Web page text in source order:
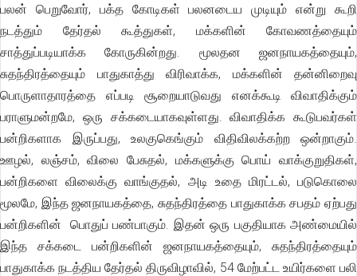
பலன் பெறுவோர், பக்த கோடிகள் பலனடைய முடியும் என்று கூறி
நடத்தும் தேர்தல் கூத்துகள், மக்களின் கோவணத்தையும்
சாத்துப்படியாக்க கோருகின்றது. மூலதன ஜனநாயகத்தையும்,
சுதந்திரத்தையும் பாதுகாத்து விரிவாக்க, மக்களின் தன்னிறைவு
பொருளாதாரத்தை எப்படி சூறையாடுவது எனக்கூடி விவாதிக்கும்
பராளுமன்றமே, ஒரு சக்கடையாகவுள்ளது. விவாதிக்க கூடுபவர்கள்
பன்றிகளாக இருப்பது, உலகுகெங்கும் விதிவிலக்கற்ற ஒன்றாகும்.
ஊழல், லஞ்சம், விலை பேசுதல், மக்களுக்கு பொய் வாக்குறுதிகள்,
பன்றிகளை விலைக்கு வாங்குதல், அடி உதை மிரட்டல், படுகொலை
மூலமே, இந்த ஜனநாயகத்தை, சுதந்திரத்தை பாதுகாக்க சபதம் ஏற்பது
பன்றிகளின் பொதுப் பண்பாகும். இதன் ஒரு பகுதியாக அண்மையில்
இந்த சக்கடை பன்றிகளின் ஜனநாயகத்தையும், சுதந்திரத்தையும்
பாதுகாக்க நடத்திய தேர்தல் திருவிழாவில், 54 மேற்பட்ட உயிர்களை பலி